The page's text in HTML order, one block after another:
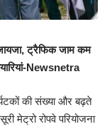
जायजा, ट्रैफिक जाम कम
Newsnetra
की संख्या और बढ़ते
मेट्रो रोपवे परियोजना